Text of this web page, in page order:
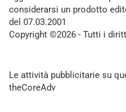
considerarsi un prodotto
del 07.03.2001
Copyright ©2026 - Tutti i
Le attività pubblicitarie su
theCoreAdv